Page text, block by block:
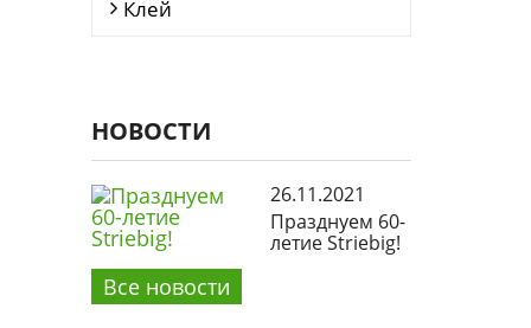
Клей
НОВОСТИ
26.11.2021
Празднуем 60-
летие Striebig!
Все новости